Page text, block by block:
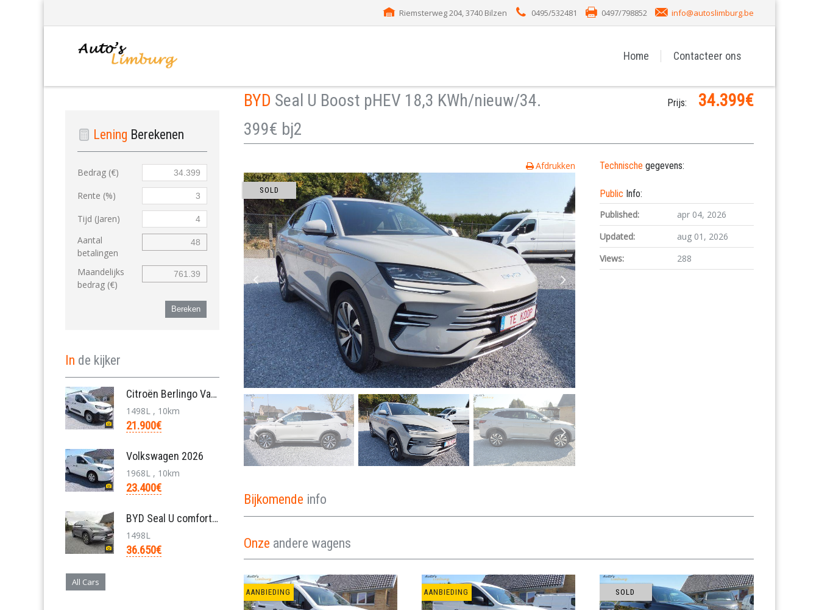
Riemsterweg 204, 3740 Bilzen 0495/532481 0497/798852 info@autoslimburg.be
Home Contacteer ons
BYD Seal U Boost pHEV 18,3 KWh/nieuw/34.
399€ bj2
Prijs: 34.399€
Afdrukken
SOLD
Technischegegevens:
Public Info:
Published:
apr 04, 2026
Updated:
aug 01, 2026
Views:
288
Bijkomende info
Onze andere wagens
AANBIEDING AANBIEDING SOLD
Lening Berekenen
Bedrag (€)
Rente (%)
Tijd (Jaren)
Aantal
betalingen
Maandelijks
bedrag (€)
Bereken
In de kijker
Citroën Berlingo Van L2 950KG BlueHDi 130pk/automa
1498L , 10km
21.900€
Volkswagen 2026
1968L , 10km
23.400€
BYD Seal U comfort/26.6kwh pHEV /nieuw/36650€/bj20
1498L
36.650€
All Cars